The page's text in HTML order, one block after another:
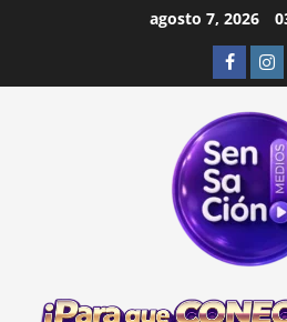
agosto 7, 2026